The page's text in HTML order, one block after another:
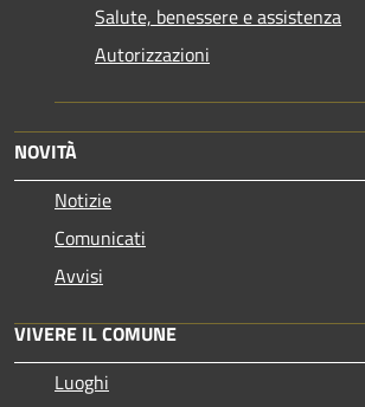
Salute, benessere e assistenza
Autorizzazioni
NOVITÀ
Notizie
Comunicati
Avvisi
VIVERE IL COMUNE
Luoghi